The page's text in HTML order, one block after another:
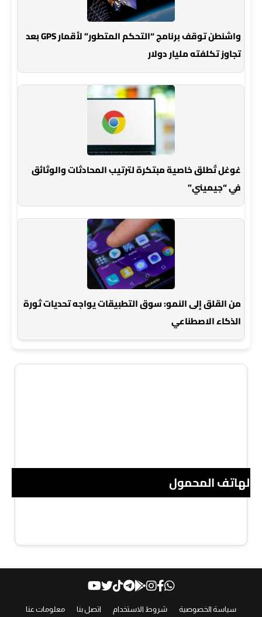
واشنطن توقف برنامج “التحكم المتطور” لأقمار GPS بعد
تجاوز تكلفته مليار دولار
غوغل تُطلق خاصية مبتكرة لترتيب المحادثات والوثائق
في “جيميني”
من القلق إلى النمو: سوق التطبيقات يواجه تحديات ثورة
الذكاء الاصطناعي
الهاتف المحمول
سياسة الخصوصية شروط الاستخدام اتصل بنا معلومات عنا